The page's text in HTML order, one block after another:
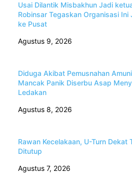
Usai Dilantik Misbakhun Jadi
Robinsar Tegaskan Organisasi Ini
ke Pusat
Agustus 9, 2026
Diduga Akibat Pemusnahan
Mancak Panik Diserbu Asap
Ledakan
Agustus 8, 2026
Rawan Kecelakaan, U-Turn Dekat
Ditutup
Agustus 7, 2026